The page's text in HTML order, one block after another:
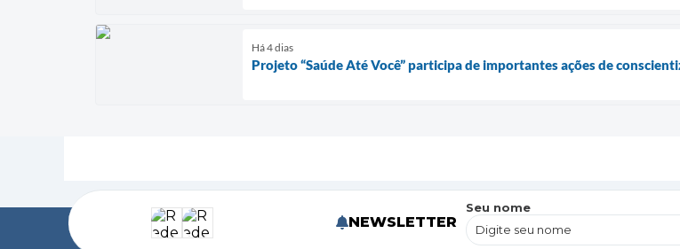
Há 4 dias
Projeto “Saúde Até Você” participa de importantes ações de
NEWSLETTER
Seu nome